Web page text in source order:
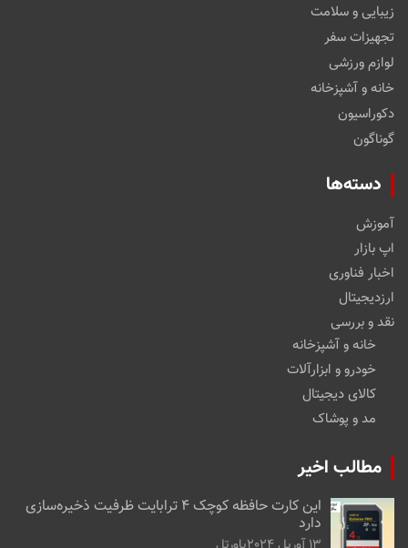
زیبایی و سلامت
تجهیزات سفر
لوازم ورزشی
خانه و آشپزخانه
دکوراسیون
گوناگون
دسته‌ها
آموزش
اپ بازار
اخبار فناوری
ارزدیجیتال
نقد و بررسی
خانه و آشپزخانه
خودرو و ابزارآلات
کالای دیجیتال
مد و پوشاک
مطالب اخیر
این کارت حافظه کوچک ۴ ترابایت ظرفیت ذخیره‌سازی
دارد